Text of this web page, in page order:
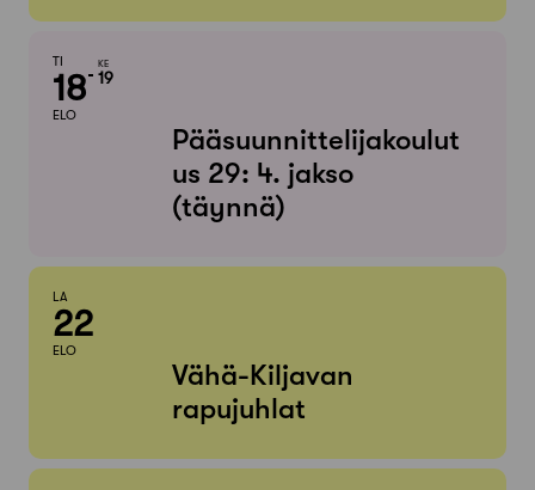
TI
18
ELO
KE
19
Pääsuunnittelijakoulut
us 29: 4. jakso
(täynnä)
LA
22
ELO
Vähä-Kiljavan
rapujuhlat